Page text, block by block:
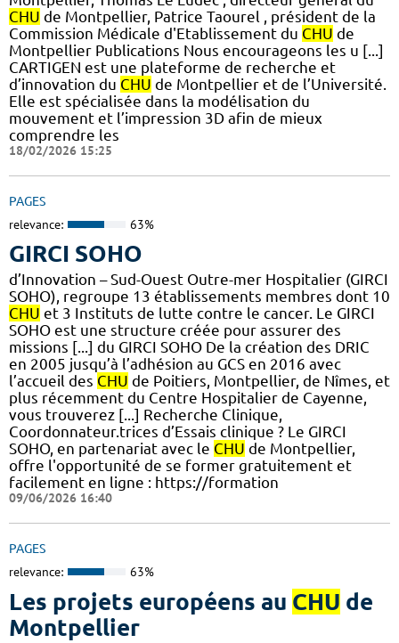
CHU de Montpellier, Patrice Taourel , président de la
Commission Médicale d'Etablissement du CHU de
Montpellier Publications Nous encourageons les u [...]
CARTIGEN est une plateforme de recherche et
d’innovation du CHU de Montpellier et de l’Université.
Elle est spécialisée dans la modélisation du
mouvement et l’impression 3D afin de mieux
comprendre les
18/02/2026 15:25
PAGES
relevance: 63%
GIRCI SOHO
d’Innovation – Sud-Ouest Outre-mer Hospitalier (GIRCI
SOHO), regroupe 13 établissements membres dont 10
CHU et 3 Instituts de lutte contre le cancer. Le GIRCI
SOHO est une structure créée pour assurer des
missions [...] du GIRCI SOHO De la création des DRIC
en 2005 jusqu’à l’adhésion au GCS en 2016 avec
l’accueil des CHU de Poitiers, Montpellier, de Nîmes, et
plus récemment du Centre Hospitalier de Cayenne,
vous trouverez [...] Recherche Clinique,
Coordonnateur.trices d’Essais clinique ? Le GIRCI
SOHO, en partenariat avec le CHU de Montpellier,
offre l'opportunité de se former gratuitement et
facilement en ligne : https://formation
09/06/2026 16:40
PAGES
relevance: 63%
Les projets européens au CHU de
Montpellier